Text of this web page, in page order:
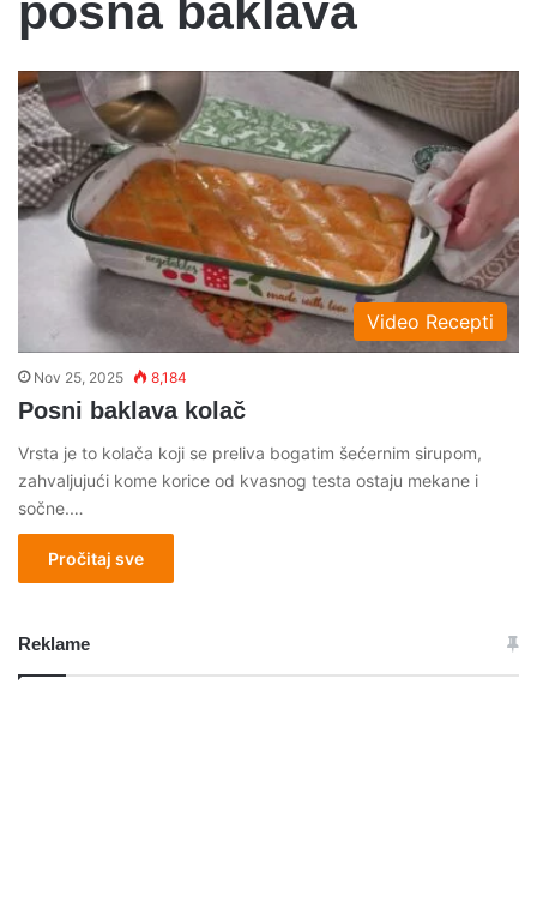
posna baklava
Video Recepti
Nov 25, 2025 8,184
Posni baklava kolač
Vrsta je to kolača koji se preliva bogatim šećernim sirupom,
zahvaljujući kome korice od kvasnog testa ostaju mekane i
sočne.…
Pročitaj sve
Reklame